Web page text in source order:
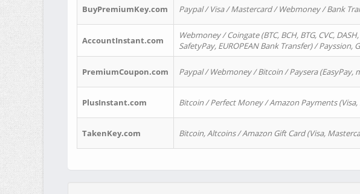
BuyPremiumKey.com Paypal / Visa / Mastercard / Webmoney / Bank
AccountInstant.com
Webmoney / Coingate (BTC, BCH, BTG, CVC,
SafetyPay, EUROPEAN Bank Transfer) /
PremiumCoupon.com Paypal / Webmoney / Bitcoin / Paysera (EasyPay,
PlusInstant.com Bitcoin / Perfect Money / Amazon Payments (Visa,
TakenKey.com Bitcoin, Altcoins / Amazon Gift Card (Visa,